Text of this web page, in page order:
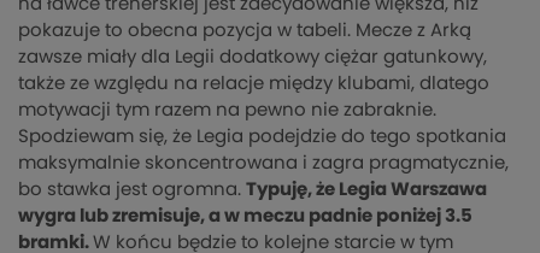
na ławce trenerskiej jest zdecydowanie większa, niż
pokazuje to obecna pozycja w tabeli. Mecze z Arką
zawsze miały dla Legii dodatkowy ciężar gatunkowy,
także ze względu na relacje między klubami, dlatego
motywacji tym razem na pewno nie zabraknie.
Spodziewam się, że Legia podejdzie do tego spotkania
maksymalnie skoncentrowana i zagra pragmatycznie,
bo stawka jest ogromna. Typuję, że Legia Warszawa
wygra lub zremisuje, a w meczu padnie poniżej 3.5
bramki. W końcu będzie to kolejne starcie w tym